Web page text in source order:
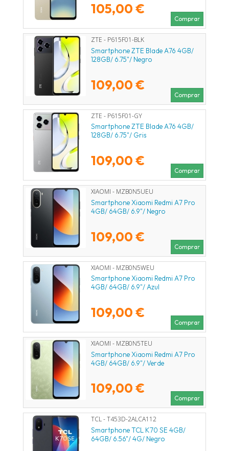
105,00 €
Comprar
ZTE - P615F01-BLK
Smartphone ZTE Blade A76 4GB/
128GB/ 6.75"/ Negro
109,00 €
Comprar
ZTE - P615F01-GY
Smartphone ZTE Blade A76 4GB/
128GB/ 6.75"/ Gris
109,00 €
Comprar
XIAOMI - MZB0N5UEU
Smartphone Xiaomi Redmi A7 Pro
4GB/ 64GB/ 6.9"/ Negro
109,00 €
Comprar
XIAOMI - MZB0N5WEU
Smartphone Xiaomi Redmi A7 Pro
4GB/ 64GB/ 6.9"/ Azul
109,00 €
Comprar
XIAOMI - MZB0N5TEU
Smartphone Xiaomi Redmi A7 Pro
4GB/ 64GB/ 6.9"/ Verde
109,00 €
Comprar
TCL - T453D-2ALCA112
Smartphone TCL K70 SE 4GB/
64GB/ 6.56"/ 4G/ Negro